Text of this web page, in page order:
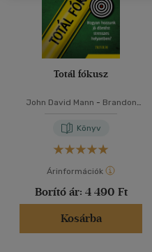
Totál fókusz
John David Mann - Brandon
Könyv
Árinformációk
Borító ár: 4 490 Ft
Kosárba